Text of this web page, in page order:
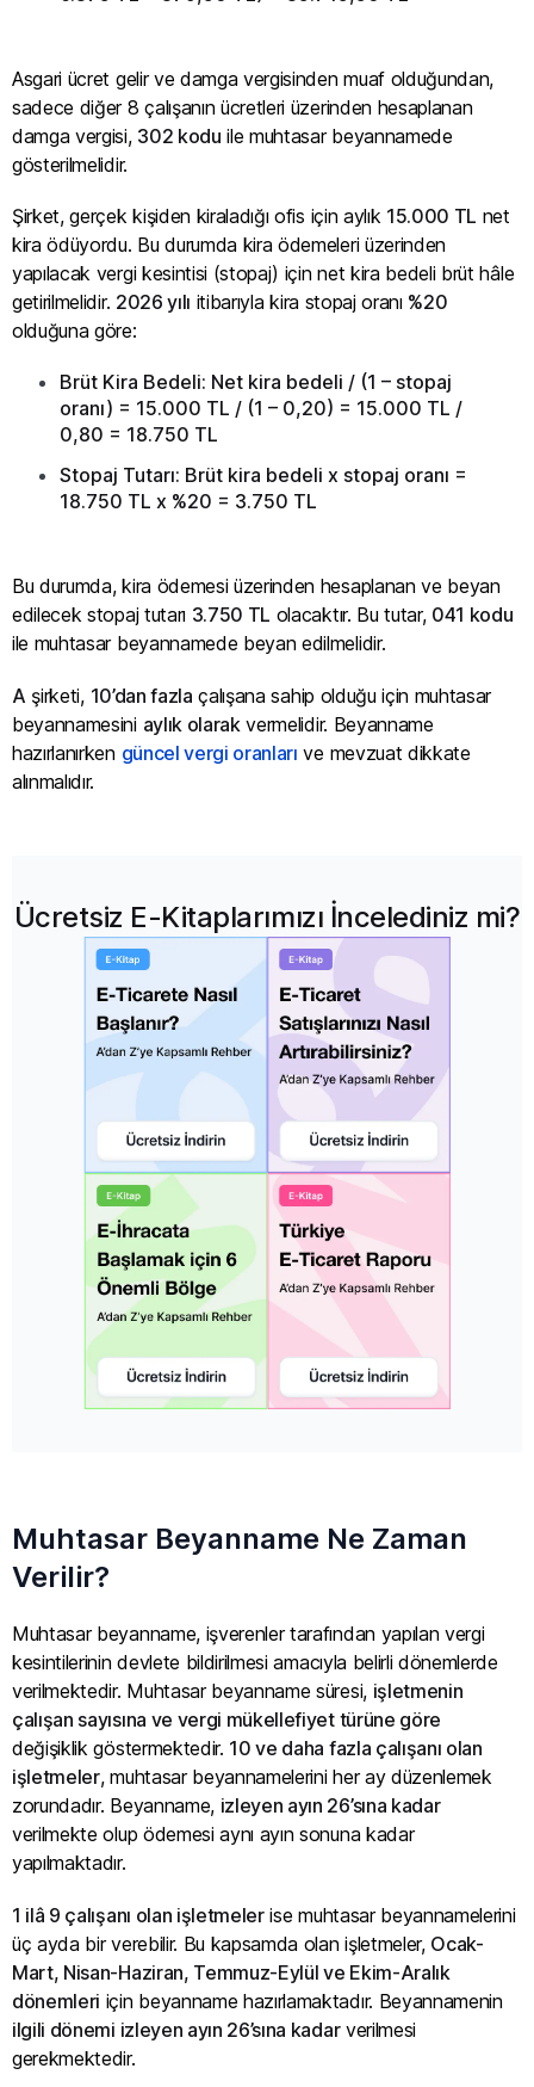
Asgari ücret gelir ve damga vergisinden muaf olduğundan,
sadece diğer 8 çalışanın ücretleri üzerinden hesaplanan
damga vergisi, 302 kodu ile muhtasar beyannamede
gösterilmelidir.
Şirket, gerçek kişiden kiraladığı ofis için aylık 15.000 TL net
kira ödüyordu. Bu durumda kira ödemeleri üzerinden
yapılacak vergi kesintisi (stopaj) için net kira bedeli brüt hâle
getirilmelidir. 2026 yılı itibarıyla kira stopaj oranı %20
olduğuna göre:
Brüt Kira Bedeli: Net kira bedeli / (1 – stopaj
oranı) = 15.000 TL / (1 – 0,20) = 15.000 TL /
0,80 = 18.750 TL
Stopaj Tutarı: Brüt kira bedeli x stopaj oranı =
18.750 TL x %20 = 3.750 TL
Bu durumda, kira ödemesi üzerinden hesaplanan ve beyan
edilecek stopaj tutarı 3.750 TL olacaktır. Bu tutar, 041 kodu
ile muhtasar beyannamede beyan edilmelidir.
A şirketi, 10’dan fazla çalışana sahip olduğu için muhtasar
beyannamesini aylık olarak vermelidir. Beyanname
hazırlanırken güncel vergi oranları ve mevzuat dikkate
alınmalıdır.
Ücretsiz E-Kitaplarımızı İncelediniz mi?
Muhtasar Beyanname Ne Zaman
Verilir?
Muhtasar beyanname, işverenler tarafından yapılan vergi
kesintilerinin devlete bildirilmesi amacıyla belirli dönemlerde
verilmektedir. Muhtasar beyanname süresi, işletmenin
çalışan sayısına ve vergi mükellefiyet türüne göre
değişiklik göstermektedir. 10 ve daha fazla çalışanı olan
işletmeler, muhtasar beyannamelerini her ay düzenlemek
zorundadır. Beyanname, izleyen ayın 26’sına kadar
verilmekte olup ödemesi aynı ayın sonuna kadar
yapılmaktadır.
1 ilâ 9 çalışanı olan işletmelerise muhtasar beyannamelerini
üç ayda bir verebilir. Bu kapsamda olan işletmeler, Ocak-
Mart, Nisan-Haziran, Temmuz-Eylül ve Ekim-Aralık
dönemleri için beyanname hazırlamaktadır. Beyannamenin
ilgili dönemi izleyen ayın 26’sına kadarverilmesi
gerekmektedir.